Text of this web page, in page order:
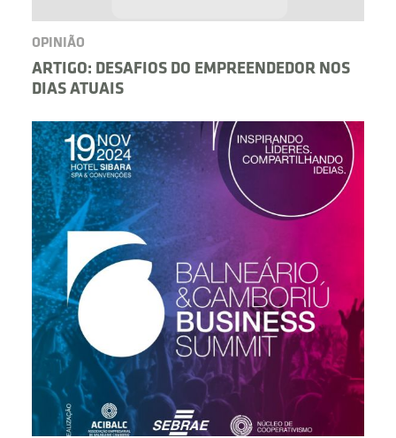
OPINIÃO
ARTIGO: DESAFIOS DO EMPREENDEDOR NOS
DIAS ATUAIS